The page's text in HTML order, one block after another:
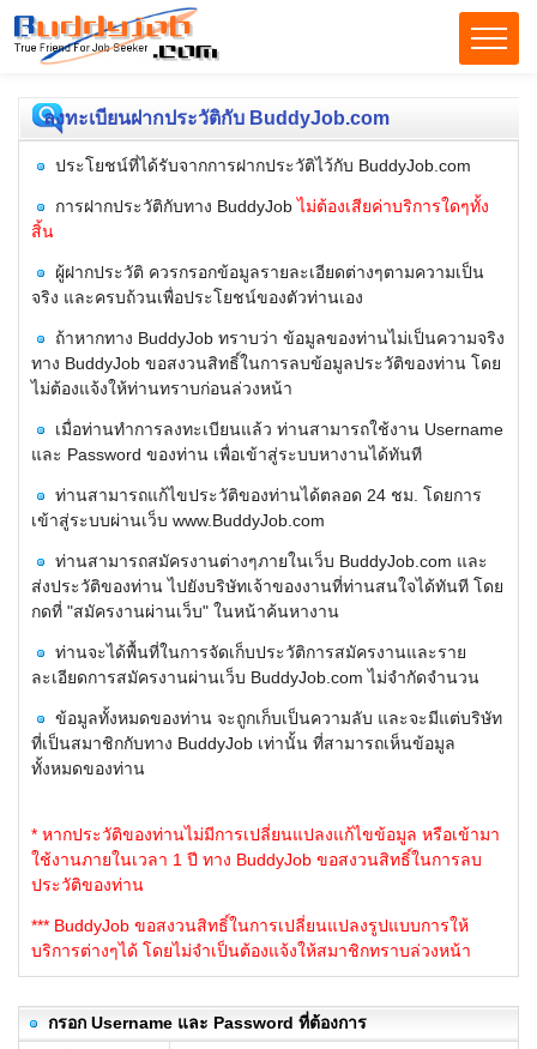
ลงทะเบียนฝากประวัติกับ BuddyJob.com
ประโยชน์ที่ได้รับจากการฝากประวัติไว้กับ BuddyJob.com
การฝากประวัติกับทาง BuddyJobไม่ต้องเสียค่าบริการใดๆทั้ง
สิ้น
ผู้ฝากประวัติ ควรกรอกข้อมูลรายละเอียดต่างๆตามความเป็น
จริง และครบถ้วนเพื่อประโยชน์ของตัวท่านเอง
ถ้าหากทาง BuddyJob ทราบว่า ข้อมูลของท่านไม่เป็นความจริง
ทาง BuddyJob ขอสงวนสิทธิ์ในการลบข้อมูลประวัติของท่าน โดย
ไม่ต้องแจ้งให้ท่านทราบก่อนล่วงหน้า
เมื่อท่านทำการลงทะเบียนแล้ว ท่านสามารถใช้งาน Username
และ Password ของท่าน เพื่อเข้าสู่ระบบหางานได้ทันที
ท่านสามารถแก้ไขประวัติของท่านได้ตลอด 24 ชม. โดยการ
เข้าสู่ระบบผ่านเว็บ www.BuddyJob.com
ท่านสามารถสมัครงานต่างๆภายในเว็บ BuddyJob.com และ
ส่งประวัติของท่าน ไปยังบริษัทเจ้าของงานที่ท่านสนใจได้ทันที โดย
กดที่ "สมัครงานผ่านเว็บ" ในหน้าค้นหางาน
ท่านจะได้พื้นที่ในการจัดเก็บประวัติการสมัครงานและราย
ละเอียดการสมัครงานผ่านเว็บ BuddyJob.com ไม่จำกัดจำนวน
ข้อมูลทั้งหมดของท่าน จะถูกเก็บเป็นความลับ และจะมีแต่บริษัท
ที่เป็นสมาชิกกับทาง BuddyJob เท่านั้น ที่สามารถเห็นข้อมูล
ทั้งหมดของท่าน
* หากประวัติของท่านไม่มีการเปลี่ยนแปลงแก้ไขข้อมูล หรือเข้ามา
ใช้งานภายในเวลา 1 ปี ทาง BuddyJob ขอสงวนสิทธิ์ในการลบ
ประวัติของท่าน
*** BuddyJob ขอสงวนสิทธิ์ในการเปลี่ยนแปลงรูปแบบการให้
บริการต่างๆได้ โดยไม่จำเป็นต้องแจ้งให้สมาชิกทราบล่วงหน้า
กรอก Username และ Password ที่ต้องการ